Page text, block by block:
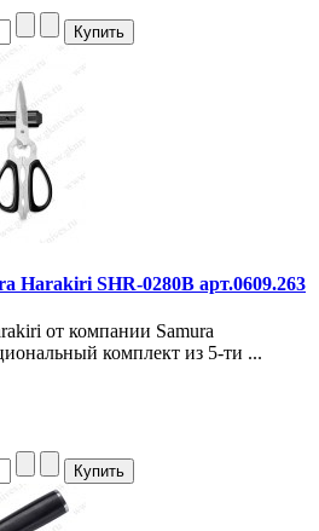
Harakiri SHR-0280B арт.0609.263
от компании Samura
комплект из 5-ти ...